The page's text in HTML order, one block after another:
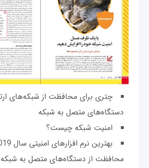
چتری برای محافظت از شبکه‌های
دستگاه‌های متصل به شبکه
امنیت شبکه چیست؟
محافظت از دستگاه‌های متصل به شبکه